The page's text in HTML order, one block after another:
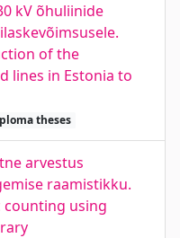
kV õhuliinide
of the
lines in Estonia to
theses
arvestus
raamistikku.
using